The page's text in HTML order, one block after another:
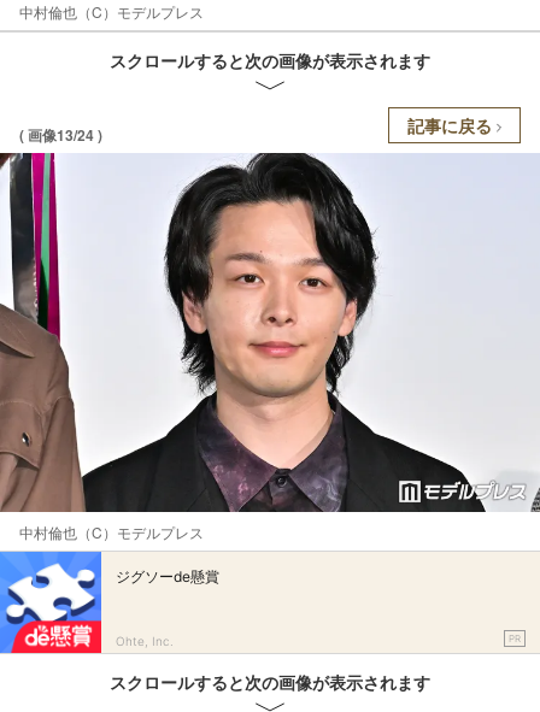
中村倫也（C）モデルプレス
スクロールすると次の画像が表示されます
( 画像13/24 ) 記事に戻る
中村倫也（C）モデルプレス
ジグソーde懸賞
Ohte, Inc. PR
スクロールすると次の画像が表示されます